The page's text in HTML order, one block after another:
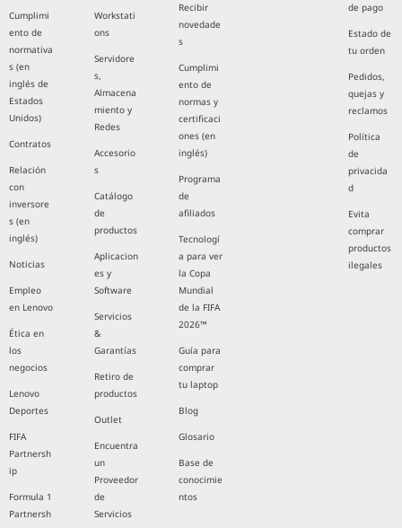
Cumplimi
ento de
normativa
s (en
inglés de
Estados
Unidos)
Contratos
Relación
con
inversore
s (en
inglés)
Noticias
Empleo
en Lenovo
Ética en
los
negocios
Lenovo
Deportes
FIFA
Partnersh
ip
Formula 1
Partnersh
Workstati
ons
Servidore
s,
Almacena
miento y
Redes
Accesorio
s
Catálogo
de
productos
Aplicacion
es y
Software
Servicios
&
Garantías
Retiro de
productos
Outlet
Encuentra
un
Proveedor
de
Servicios
Recibir
novedade
s
Cumplimi
ento de
normas y
certificaci
ones (en
inglés)
Programa
de
afiliados
Tecnologí
a para ver
la Copa
Mundial
de la FIFA
2026™
Guía para
comprar
tu laptop
Blog
Glosario
Base de
conocimie
ntos
de pago
Estado de
tu orden
Pedidos,
quejas y
reclamos
Política
de
privacida
d
Evita
comprar
productos
ilegales